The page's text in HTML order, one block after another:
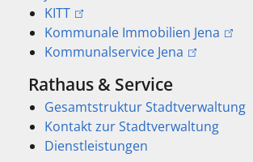
KITT
Kommunale Immobilien Jena
Kommunalservice Jena
Rathaus & Service
Gesamtstruktur Stadtverwaltung
Kontakt zur Stadtverwaltung
Dienstleistungen